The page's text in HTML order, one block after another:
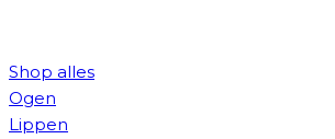
Shop alles
Ogen
Lippen